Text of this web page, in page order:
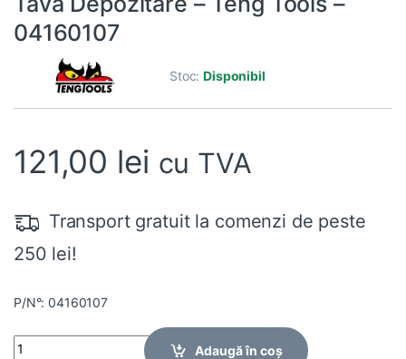
04160107
Stoc:Disponibil
121,00 lei cu TVA
Transport gratuit la comenzi de peste
250 lei!
P/N°: 04160107
Quantity
Adaugă în coș